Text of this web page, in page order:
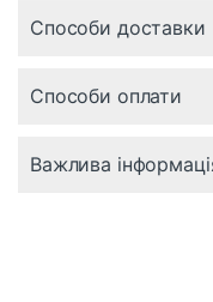
Способи доставки
Способи оплати
Важлива